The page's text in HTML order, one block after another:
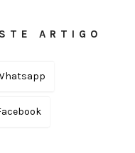
ARTIGO